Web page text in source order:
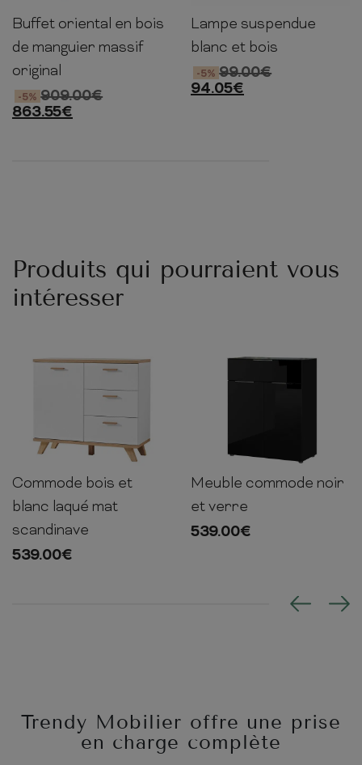
75cm 160cm 38cm
Buffet oriental en bois
de manguier massif
original
909.00€
-5%
863.55€
28cm 22cm
Lampe suspendue
blanc et bois
99.00€
-5%
94.05€
Produits qui pourraient vous
intéresser
87cm 97cm
Commode bois et
blanc laqué mat
scandinave
539.00€
102cm 83cm 42cm
Meuble commode noir
et verre
539.00€
Trendy Mobilier offre une prise
en charge complète